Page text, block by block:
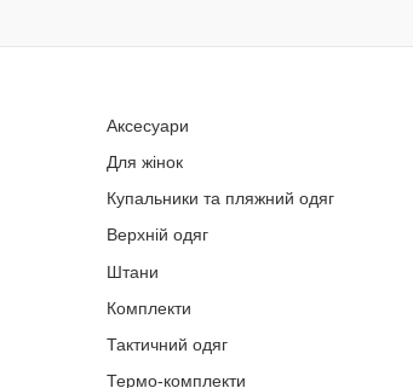
Аксесуари
Для жінок
Купальники та пляжний одяг
Верхній одяг
Штани
Комплекти
Тактичний одяг
Термо-комплекти